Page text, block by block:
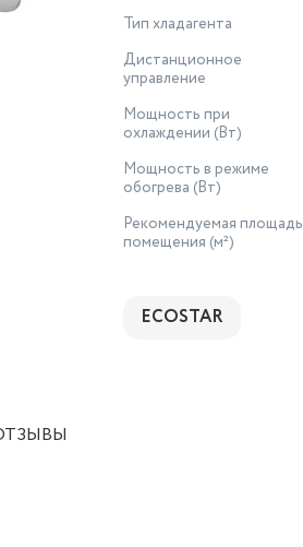
Тип хладагента
Дистанционное
управление
Мощность при
охлаждении (Вт)
Мощность в режиме
обогрева (Вт)
Рекомендуемая площадь
помещения (м²)
ECOSTAR